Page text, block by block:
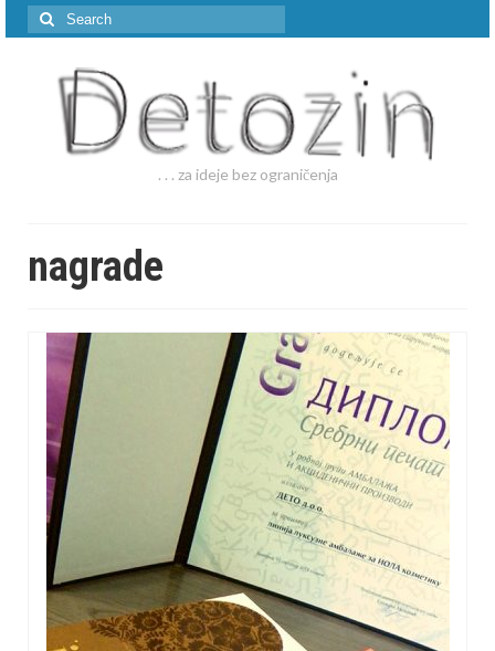
Search
for:
. . . za ideje bez ograničenja
nagrade